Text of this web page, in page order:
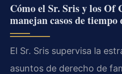
Cómo el Sr. Sris y los Of
manejan casos de tiempo
El Sr. Sris supervisa la
asuntos de derecho de